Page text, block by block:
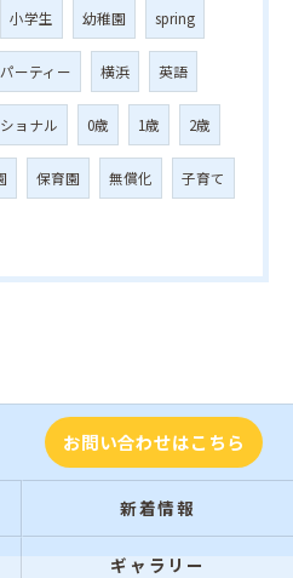
小学生 幼稚園 spring
ーティー 横浜 英語
ョナル 0歳 1歳 2歳
保育園 無償化 子育て
お問い合わせはこちら
新着情報
ギャラリー